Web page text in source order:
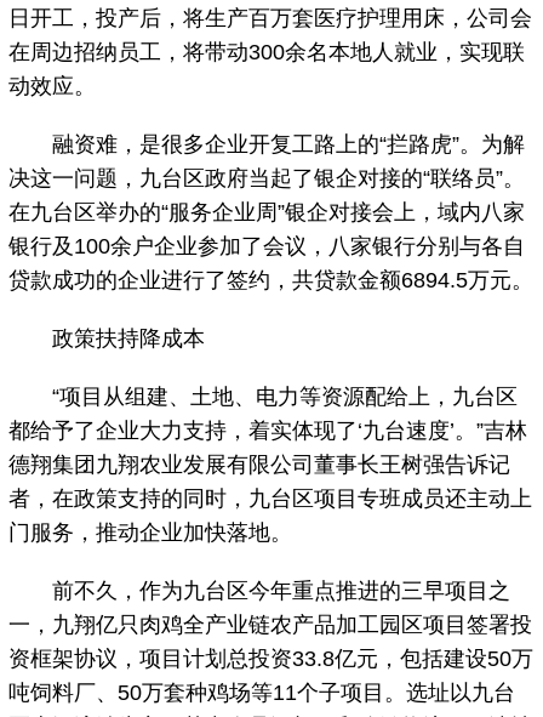
日开工，投产后，将生产百万套医疗护理用床，公司会
在周边招纳员工，将带动300余名本地人就业，实现联
动效应。
融资难，是很多企业开复工路上的“拦路虎”。为解
决这一问题，九台区政府当起了银企对接的“联络员”。
在九台区举办的“服务企业周”银企对接会上，域内八家
银行及100余户企业参加了会议，八家银行分别与各自
贷款成功的企业进行了签约，共贷款金额6894.5万元。
政策扶持降成本
“项目从组建、土地、电力等资源配给上，九台区
都给予了企业大力支持，着实体现了‘九台速度’。”吉林
德翔集团九翔农业发展有限公司董事长王树强告诉记
者，在政策支持的同时，九台区项目专班成员还主动上
门服务，推动企业加快落地。
前不久，作为九台区今年重点推进的三早项目之
一，九翔亿只肉鸡全产业链农产品加工园区项目签署投
资框架协议，项目计划总投资33.8亿元，包括建设50万
吨饲料厂、50万套种鸡场等11个子项目。选址以九台